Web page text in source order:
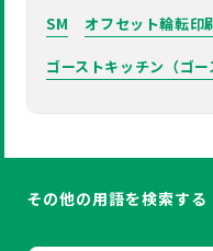
SM
オフセット輪転印
ゴーストキッチン（ゴー
その他の用語を検索する